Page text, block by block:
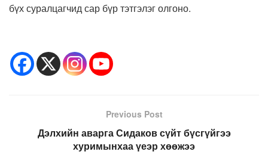
бүх суралцагчид сар бүр тэтгэлэг олгоно.
Previous Post
Дэлхийн аварга Сидаков сүйт бүсгүйгээ
хуримынхаа үеэр хөөжээ